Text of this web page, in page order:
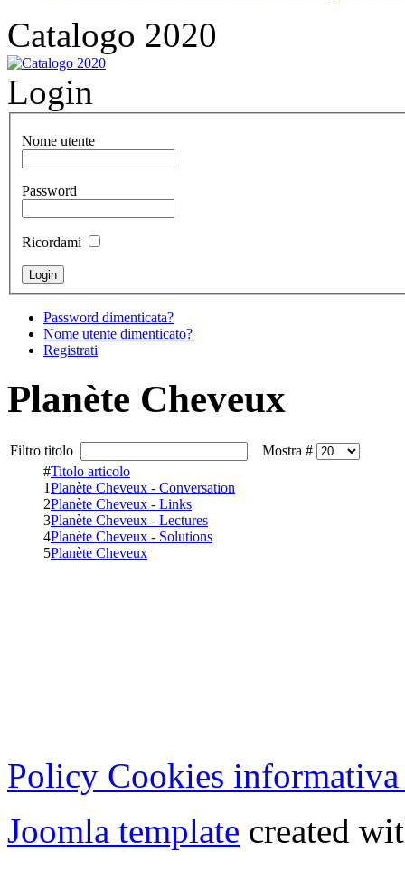
Catalogo 2020
Login
Nome utente
Password
Ricordami
Password dimenticata?
Nome utente dimenticato?
Registrati
Planète Cheveux
Filtro titolo
Mostra #
#Titolo articolo
1Planète Cheveux - Conversation
2Planète Cheveux - Links
3Planète Cheveux - Lectures
4Planète Cheveux - Solutions
5Planète Cheveux
Policy Cookies informativa
Joomla template created